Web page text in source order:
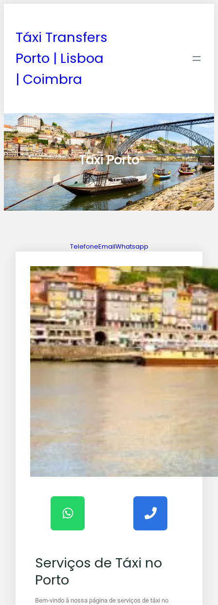
Táxi Transfers
Porto | Lisboa
| Coimbra
Taxi Porto
TelefoneEmailWhatsapp
Serviços de Táxi no
Porto
Bem-vindo à nossa página de serviços de táxi no